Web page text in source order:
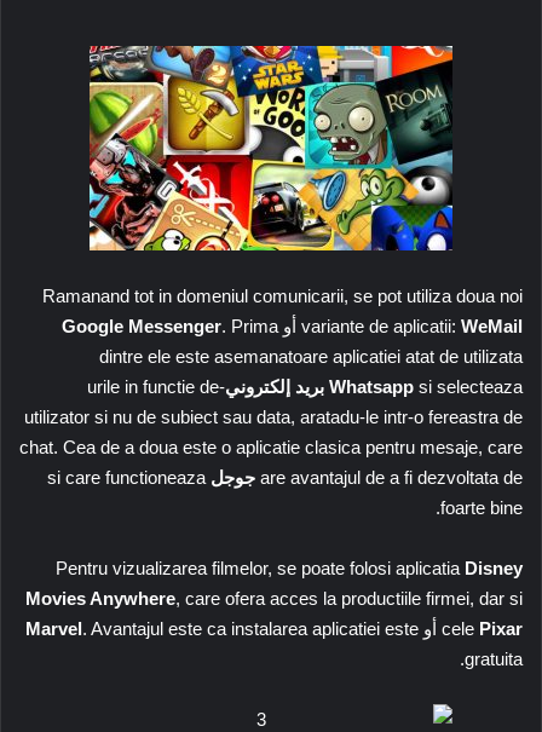
Ramanand tot in domeniul comunicarii, se pot utiliza doua noi
variante de aplicatii: WeMail أو Google Messenger. Prima
dintre ele este asemanatoare aplicatiei atat de utilizata
Whatsapp si selecteaza بريد إلكتروني -urile in functie de
utilizator si nu de subiect sau data, aratadu-le intr-o fereastra de
chat. Cea de a doua este o aplicatie clasica pentru mesaje, care
are avantajul de a fi dezvoltata de جوجل si care functioneaza
foarte bine.
Pentru vizualizarea filmelor, se poate folosi aplicatia Disney
Movies Anywhere, care ofera acces la productiile firmei, dar si
cele Pixar أو Marvel. Avantajul este ca instalarea aplicatiei este
gratuita.